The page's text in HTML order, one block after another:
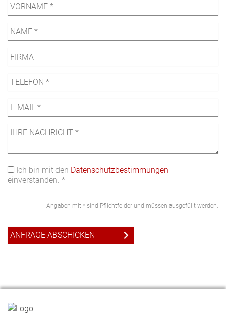
Ich bin mit den Datenschutzbestimmungen
einverstanden. *
Angaben mit * sind Pflichtfelder und müssen ausgefüllt werden.